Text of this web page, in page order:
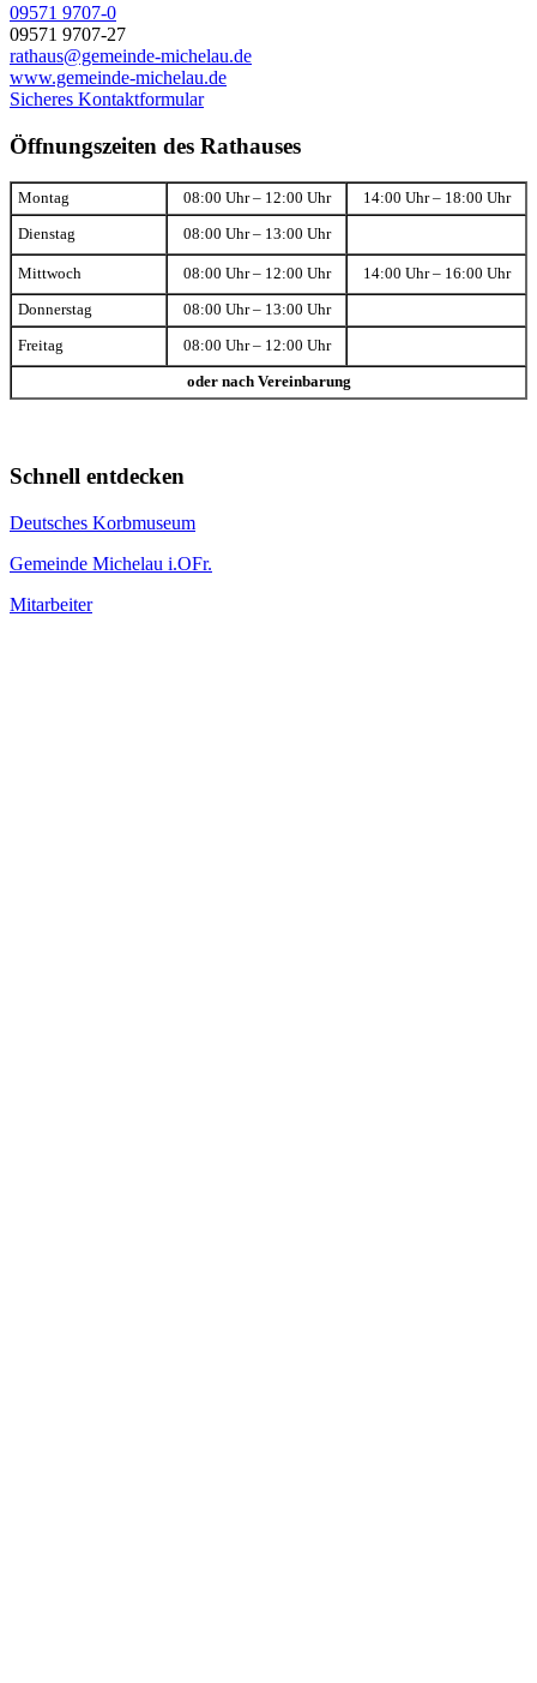
09571 9707-0
09571 9707-27
rathaus@gemeinde-michelau.de
www.gemeinde-michelau.de
Sicheres Kontaktformular
Öffnungszeiten des Rathauses
Montag 08:00 Uhr – 12:00 Uhr 14:00 Uhr – 18:00 Uhr
Dienstag 08:00 Uhr – 13:00 Uhr
Mittwoch 08:00 Uhr – 12:00 Uhr 14:00 Uhr – 16:00 Uhr
Donnerstag 08:00 Uhr – 13:00 Uhr
Freitag 08:00 Uhr – 12:00 Uhr
oder nach Vereinbarung
Schnell entdecken
Deutsches Korbmuseum
Gemeinde Michelau i.OFr.
Mitarbeiter